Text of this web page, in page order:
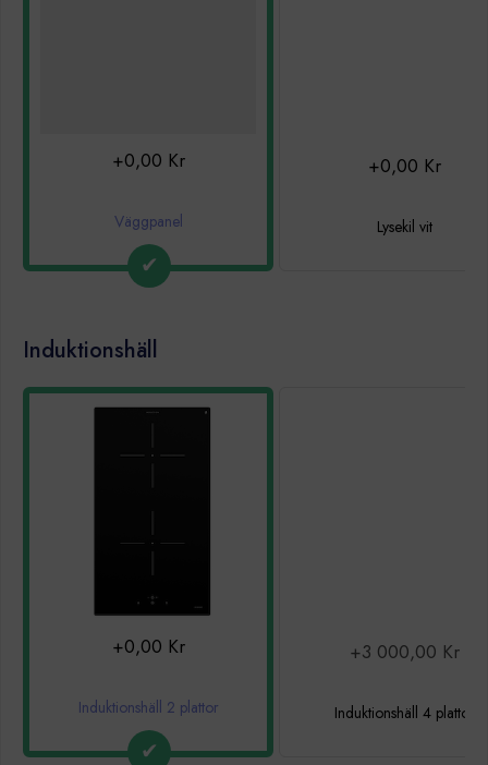
Väggpanel
+0,00 Kr
Lysekil vit
+0,00 Kr
Induktionshäll
Induktionshäll 2 plattor
+0,00 Kr
Induktionshäll 4 plattor
+3 000,00 Kr